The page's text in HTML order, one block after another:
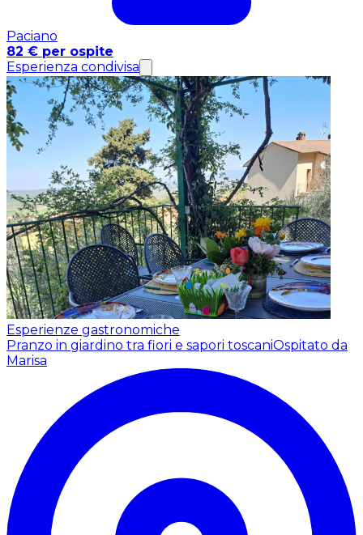
Paciano
82 € per ospite
Esperienza condivisa
Esperienze gastronomiche
Pranzo in giardino tra fiori e sapori toscaniOspitato da
Marisa